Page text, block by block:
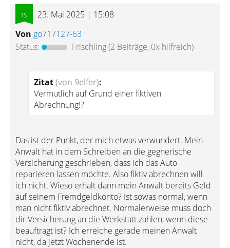
23. Mai 2025 | 15:08
Von go717127-63
Status:
Frischling(2 Beiträge, 0x hilfreich)
Zitat(von 9elfer):
Vermutlich auf Grund einer fiktiven
Abrechnung!?
Das ist der Punkt, der mich etwas verwundert. Mein
Anwalt hat in dem Schreiben an die gegnerische
Versicherung geschrieben, dass ich das Auto
reparieren lassen möchte. Also fiktiv abrechnen will
ich nicht. Wieso erhält dann mein Anwalt bereits Geld
auf seinem Fremdgeldkonto? Ist sowas normal, wenn
man nicht fiktiv abrechnet. Normalerweise muss doch
dir Versicherung an die Werkstatt zahlen, wenn diese
beauftragt ist? Ich erreiche gerade meinen Anwalt
nicht, da jetzt Wochenende ist.